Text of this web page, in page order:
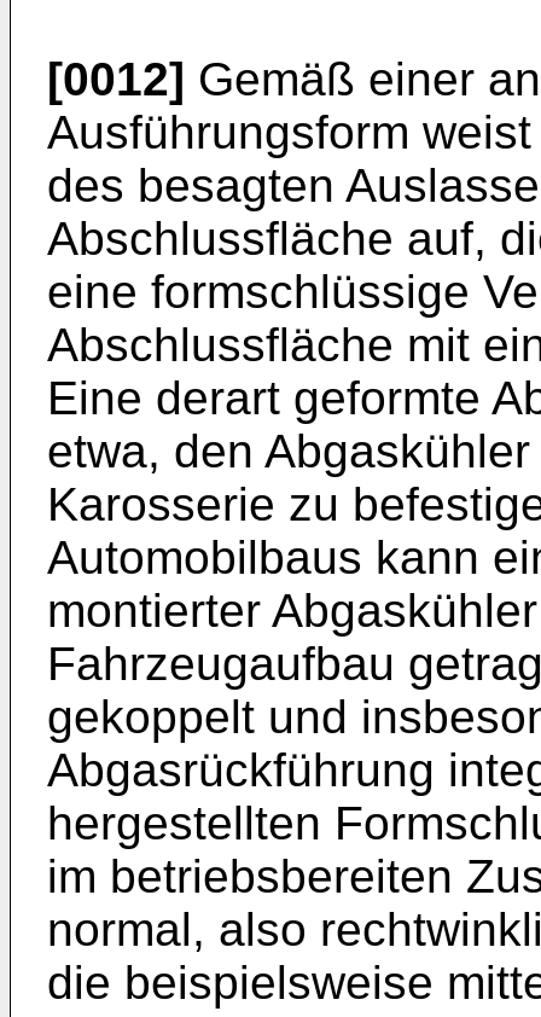
[0012] Gemäß einer
Ausführungsform
des besagten
Abschlussfläche auf,
eine formschlüssige
Abschlussfläche mit
Eine derart geformte
etwa, den
Karosserie zu
Automobilbaus kann
montierter
Fahrzeugaufbau
gekoppelt und
Abgasrückführung
hergestellten
im betriebsbereiten
normal, also
die beispielsweise